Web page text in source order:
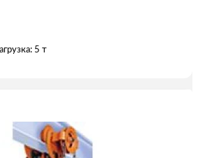
5 т